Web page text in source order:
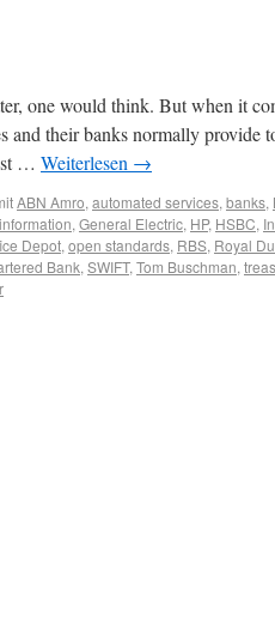
one would think. But when it
and their banks normally provide
… Weiterlesen →
ABN Amro, automated services, banks,
, General Electric, HP, HSBC,
Depot, open standards, RBS, Royal
Bank, SWIFT, Tom Buschman,